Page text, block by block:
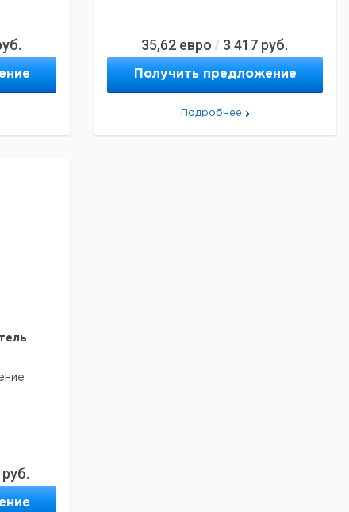
35,62 евро / 3 417 руб.
Получить предложение
Подробнее
руб.